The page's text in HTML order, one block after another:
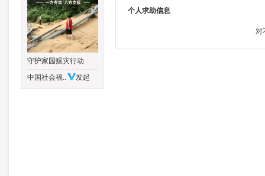
守护家园赈灾行动
中国社会福..
发起
个人求助信息
对